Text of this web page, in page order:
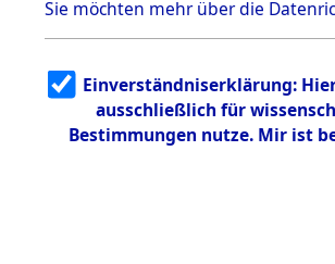
5.3.2
g
5.3.3
Todesmärsch
Sie möchten mehr über die
Einverständniserklärung:
ausschließlich für
Bestimmungen nutze. Mir ist